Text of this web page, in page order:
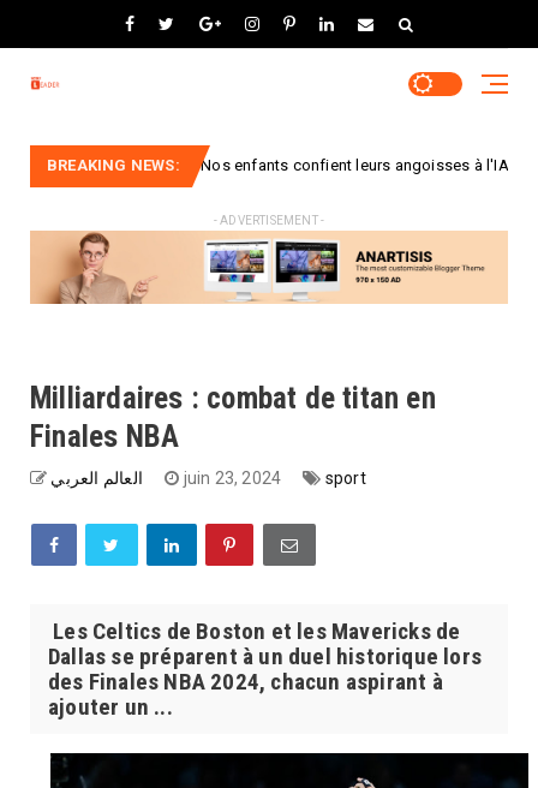
BREAKING NEWS:
Idées « Nos enfants confient leurs angoisses à l'IA. La nôtre
- ADVERTISEMENT -
Milliardaires : combat de titan en
Finales NBA
العالم العربي juin 23, 2024 sport
Les Celtics de Boston et les Mavericks de
Dallas se préparent à un duel historique lors
des Finales NBA 2024, chacun aspirant à
ajouter un ...